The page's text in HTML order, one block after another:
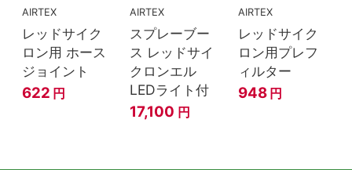
AIRTEX
レッドサイク
ロン用 ホース
ジョイント
622 円
AIRTEX
スプレーブー
ス レッドサイ
クロンエル
LEDライト付
17,100 円
AIRTEX
レッドサイク
ロン用プレフ
ィルター
948 円